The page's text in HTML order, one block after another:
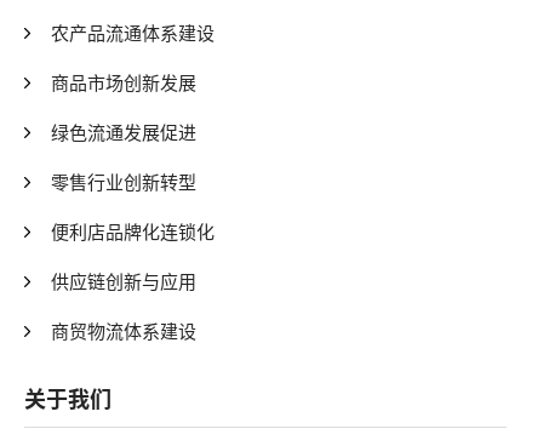
农产品流通体系建设
商品市场创新发展
绿色流通发展促进
零售行业创新转型
便利店品牌化连锁化
供应链创新与应用
商贸物流体系建设
关于我们